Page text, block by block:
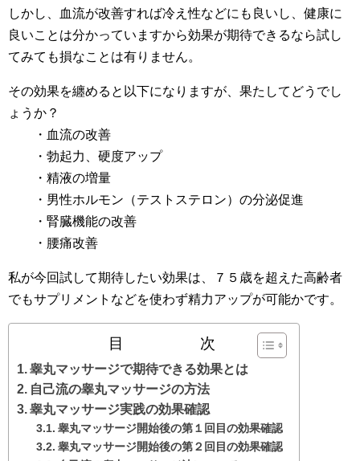
しかし、血流が改善すれば冷え性などにも良いし、健康に
良いことは分かっていますから効果が期待できるなら試し
てみても損なことは有りません。
その効果を纏めると以下になりますが、果たしてどうでし
ょうか？
・血流の改善
・勃起力、硬度アップ
・精液の増量
・男性ホルモン（テストステロン）の分泌促進
・腎臓機能の改善
・腰痛改善
私が今回試して期待したい効果は、７５歳を超えた高齢者
でもサプリメントなどを使わず精力アップが可能かです。
目 次
睾丸マッサージで期待できる効果とは
自己流の睾丸マッサージの方法
睾丸マッサージ実践の効果確認
睾丸マッサージ開始後の第１回目の効果確認
睾丸マッサージ開始後の第２回目の効果確認